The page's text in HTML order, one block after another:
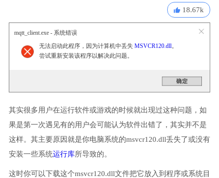
18.67k
mqtt_client.exe - 系统错误
无法启动此程序，因为计算机中丢失 MSVCR120.dll。
尝试重新安装该程序以解决此问题。
其实很多用户在运行软件或游戏的时候就出现过这种问题，如
果是第一次遇见有的用户会可能认为软件出错了，其实并不是
这样。其主要原因就是你电脑系统的msvcr120.dll丢失了或没有
安装一些系统运行库所导致的。
这时你可以下载这个msvcr120.dll文件把它放入到程序或系统目